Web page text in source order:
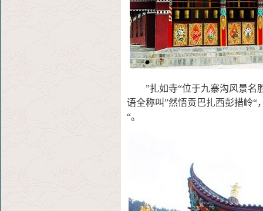
”扎如寺“位于九寨沟风景名
语全称叫”然悟贡巴扎西彭措岭“
“。